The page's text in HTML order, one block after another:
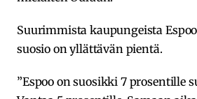
Suurimmista kaupungeista
suosio on yllättävän pientä.
”Espoo on suosikki 7 prosentille